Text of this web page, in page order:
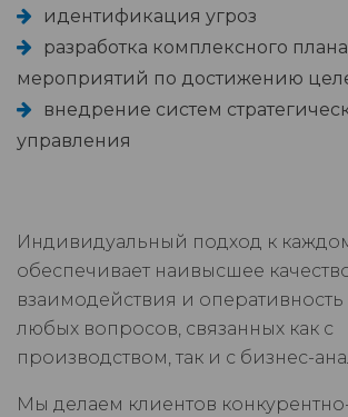
идентификация угроз
разработка комплексного плана
мероприятий по достижению
внедрение систем
управления
Индивидуальный подход к
обеспечивает наивысшее
взаимодействия и
любых вопросов, связанных как с
производством, так и с бизнес-
Мы делаем клиентов